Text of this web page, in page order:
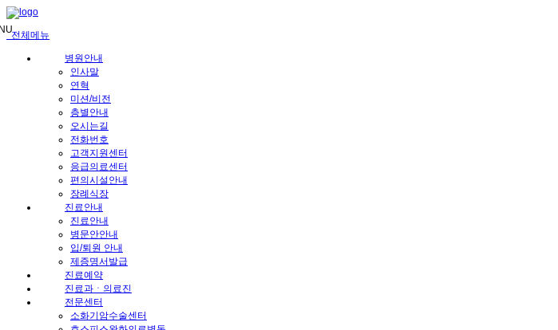
메
뉴
건
전체메뉴
병원안내
인사말
연혁
미션/비전
층별안내
오시는길
전화번호
고객지원센터
응급의료센터
편의시설안내
장례식장
진료안내
진료안내
병문안안내
입/퇴원 안내
제증명서발급
진료예약
진료과ㆍ의료진
전문센터
소화기암수술센터